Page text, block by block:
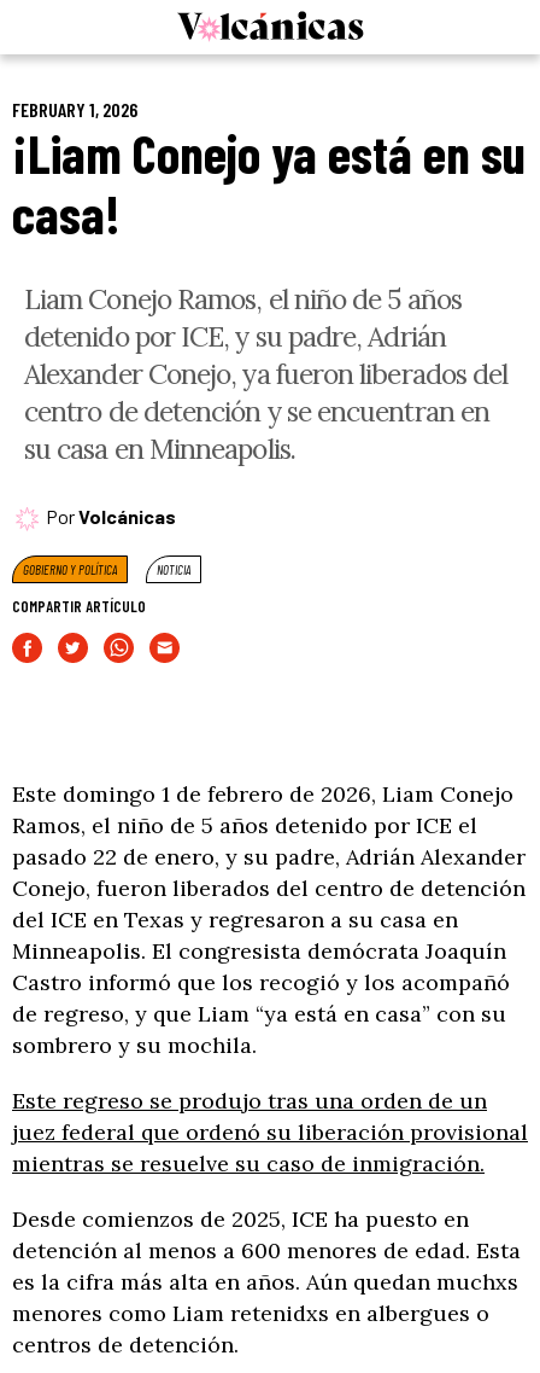
FEBRUARY 1, 2026
¡Liam Conejo ya está en su
casa!
Liam Conejo Ramos, el niño de 5 años
detenido por ICE, y su padre, Adrián
Alexander Conejo, ya fueron liberados del
centro de detención y se encuentran en
su casa en Minneapolis.
PorVolcánicas
GOBIERNO Y POLÍTICA NOTICIA
COMPARTIR ARTÍCULO
Este domingo 1 de febrero de 2026, Liam Conejo
Ramos, el niño de 5 años detenido por ICE el
pasado 22 de enero, y su padre, Adrián Alexander
Conejo, fueron liberados del centro de detención
del ICE en Texas y regresaron a su casa en
Minneapolis. El congresista demócrata Joaquín
Castro informó que los recogió y los acompañó
de regreso, y que Liam “ya está en casa” con su
sombrero y su mochila.
Este regreso se produjo tras una orden de un
juez federal que ordenó su liberación provisional
mientras se resuelve su caso de inmigración.
Desde comienzos de 2025, ICE ha puesto en
detención al menos a 600 menores de edad. Esta
es la cifra más alta en años. Aún quedan muchxs
menores como Liam retenidxs en albergues o
centros de detención.